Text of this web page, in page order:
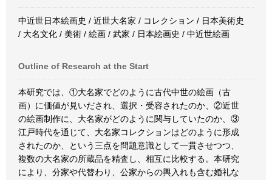
中近世日本絵画史 / 近世大名家 / コレクション / 日本美術史
/ 大名文化 / 美術 / 絵画 / 武家 / 日本絵画史 / 中近世絵画
Outline of Research at the Start
本研究では、①大名家でどのように古代中世の絵画（古
画）に価値が見いだされ、選択・受容されたのか、②近世
の絵画制作に、大名家がどのように関与していたのか、③
江戸時代を通じて、大名家コレクションはどのように形成
されたのか、という三点を問題意識として一貫させつつ、
複数の大名家の所蔵品を精査し、相互に比較する。本研究
により、分家や代替わり、公家からの輿入れも含む婚礼な